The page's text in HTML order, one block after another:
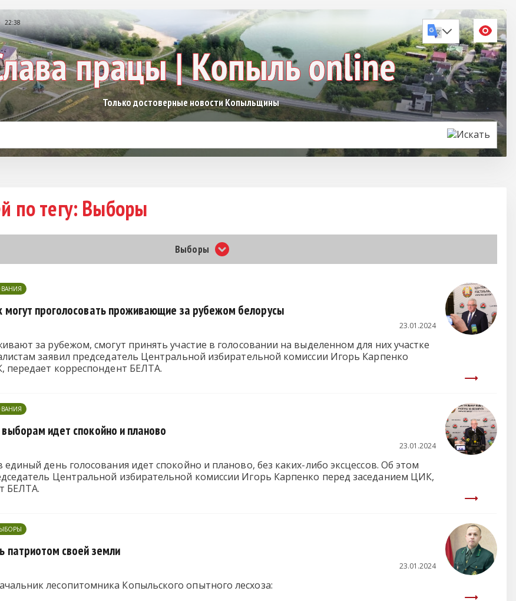
22:38
Только достоверные новости Копыльщины
по тегу: Выборы
Выборы
могут проголосовать проживающие за рубежом белорусы
23.01.2024
за рубежом, смогут принять участие в голосовании на выделенном для них участке
заявил председатель Центральной избирательной комиссии Игорь Карпенко
передает корреспондент БЕЛТА.
идет спокойно и планово
23.01.2024
день голосования идет спокойно и планово, без каких-либо эксцессов. Об этом
Центральной избирательной комиссии Игорь Карпенко перед заседанием ЦИК,
БЕЛТА.
патриотом своей земли
23.01.2024
лесопитомника Копыльского опытного лесхоза: